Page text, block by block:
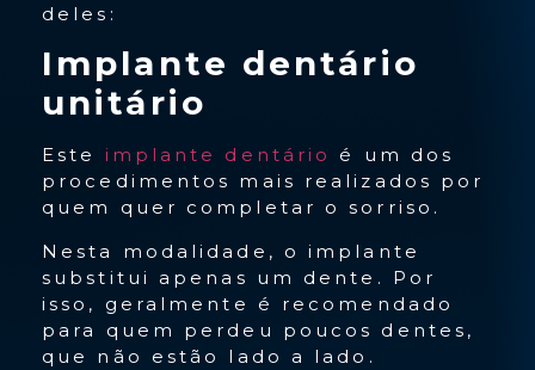
deles:
Implante dentário
unitário
Este implante dentário
é um dos
procedimentos mais realizados por
quem quer completar o sorriso.
Nesta modalidade, o implante
substitui apenas um dente. Por
isso, geralmente é recomendado
para quem perdeu poucos dentes,
que não estão lado a lado.